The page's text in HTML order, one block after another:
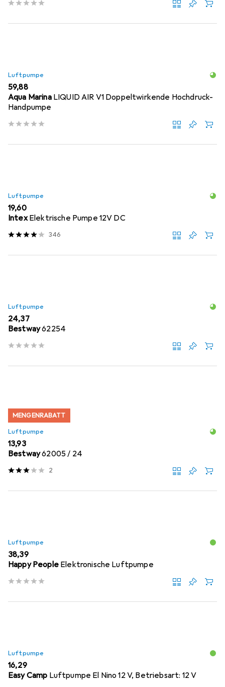
Luftpumpe
EUR
59,88
Aqua Marina LIQUID AIR V1 Doppeltwirkende Hochdruck-
Handpumpe
Luftpumpe
EUR
19,60
Intex Elektrische Pumpe 12V DC
346
Luftpumpe
EUR
24,37
Bestway62254
MENGENRABATT
Luftpumpe
EUR
13,93
Bestway62005 / 24
2
Luftpumpe
EUR
38,39
Happy People Elektronische Luftpumpe
Luftpumpe
EUR
16,29
Easy Camp Luftpumpe El Nino 12 V, Betriebsart: 12 V